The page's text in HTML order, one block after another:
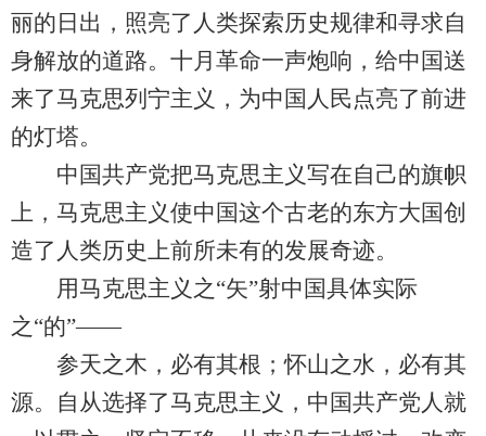
丽的日出，照亮了人类探索历史规律和寻求自
身解放的道路。十月革命一声炮响，给中国送
来了马克思列宁主义，为中国人民点亮了前进
的灯塔。
中国共产党把马克思主义写在自己的旗帜
上，马克思主义使中国这个古老的东方大国创
造了人类历史上前所未有的发展奇迹。
用马克思主义之“矢”射中国具体实际
之“的”——
参天之木，必有其根；怀山之水，必有其
源。自从选择了马克思主义，中国共产党人就